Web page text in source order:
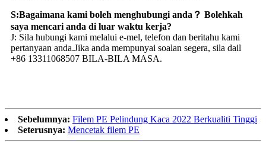
S:Bagaimana kami boleh menghubungi anda？ Bolehkah
saya mencari anda di luar waktu kerja?
J: Sila hubungi kami melalui e-mel, telefon dan beritahu kami
pertanyaan anda.Jika anda mempunyai soalan segera, sila dail
+86 13311068507 BILA-BILA MASA.
Sebelumnya: Filem PE Pelindung Kaca 2022 Berkualiti Tinggi
Seterusnya: Mencetak filem PE